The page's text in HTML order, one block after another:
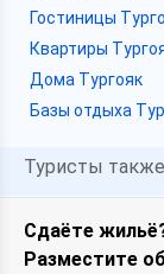
Гостиницы
Квартиры
Дома Тургояк
Базы отдыха
Туристы
Сдаёте
Разместите